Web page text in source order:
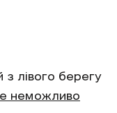
лівого берегу
неможливо